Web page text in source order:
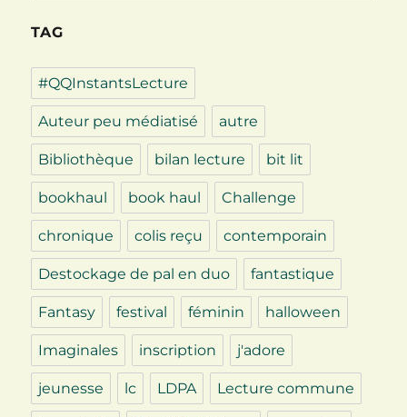
TAG
#QQInstantsLecture
Auteur peu médiatisé autre
Bibliothèque bilan lecture bit lit
bookhaul book haul Challenge
chronique colis reçu contemporain
Destockage de pal en duo fantastique
Fantasy festival féminin halloween
Imaginales inscription j'adore
jeunesse lc LDPA Lecture commune